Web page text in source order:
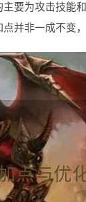
要为攻击技能
并非一成不变